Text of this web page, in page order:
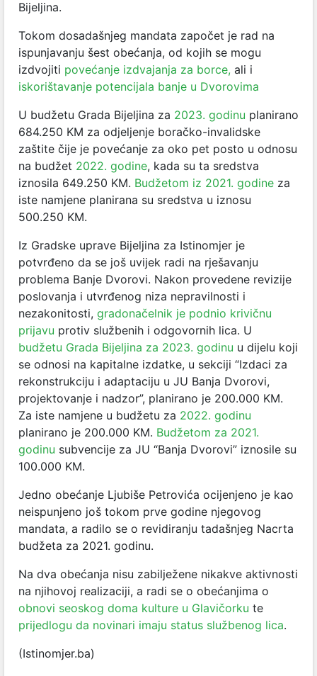
Bijeljina.
Tokom dosadašnjeg mandata započet je rad na
ispunjavanju šest obećanja, od kojih se mogu
izdvojiti povećanje izdvajanja za borce, ali i
iskorištavanje potencijala banje u Dvorovima
U budžetu Grada Bijeljinа za 2023. godinu planirano
684.250 KM za odjeljenje boračko-invalidske
zaštite čije je povećanje za oko pet posto u odnosu
na budžet 2022. godine, kada su ta sredstva
iznosila 649.250 KM. Budžetom iz 2021. godine za
iste namjene planirana su sredstva u iznosu
500.250 KM.
Iz Gradske uprave Bijeljina za Istinomjer je
potvrđeno da se još uvijek radi na rješavanju
problema Banje Dvorovi. Nakon provedene revizije
poslovanja i utvrđenog niza nepravilnosti i
nezakonitosti, gradonačelnik je podnio krivičnu
prijavu protiv službenih i odgovornih lica. U
budžetu Grada Bijeljina za 2023. godinu u dijelu koji
se odnosi na kapitalne izdatke, u sekciji “Izdaci za
rekonstrukciju i adaptaciju u JU Banja Dvorovi,
projektovanje i nadzor”, planirano je 200.000 KM.
Za iste namjene u budžetu za 2022. godinu
planirano je 200.000 KM. Budžetom za 2021.
godinu subvencije za JU “Banja Dvorovi” iznosile su
100.000 KM.
Jedno obećanje Ljubiše Petrovića ocijenjeno je kao
neispunjeno još tokom prve godine njegovog
mandata, a radilo se o revidiranju tadašnjeg Nacrta
budžeta za 2021. godinu.
Na dva obećanja nisu zabilježene nikakve aktivnosti
na njihovoj realizaciji, a radi se o obećanjima o
obnovi seoskog doma kulture u Glavičorku te
prijedlogu da novinari imaju status službenog lica.
(Istinomjer.ba)